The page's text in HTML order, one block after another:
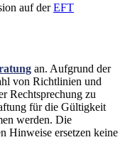
auf derEFT
an. Aufgrund der
von Richtlinien und
Rechtsprechung zu
für die Gültigkeit
werden. Die
Hinweise ersetzen keine